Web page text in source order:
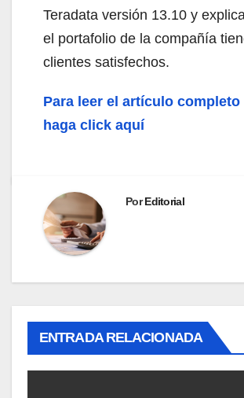
Teradata versión 13.10 y
el portafolio de la compañía
clientes satisfechos.
Para leer el artículo
haga click aquí
PorEditorial
ENTRADA RELACIONADA